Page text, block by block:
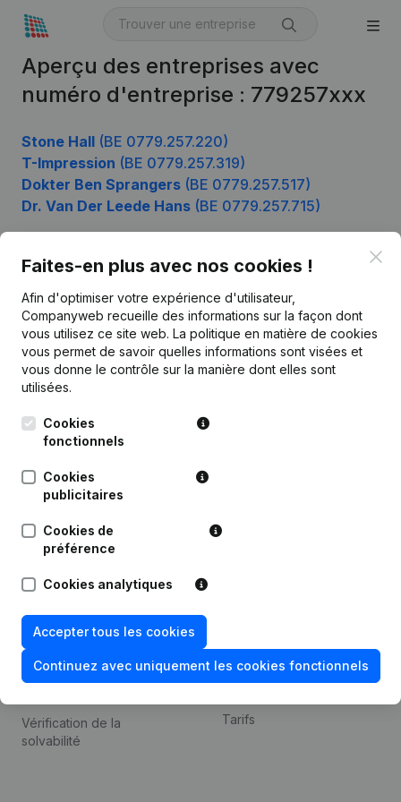
Aperçu des entreprises avec
numéro d'entreprise : 779257xxx
Stone Hall (BE 0779.257.220)
T-Impression (BE 0779.257.319)
Dokter Ben Sprangers (BE 0779.257.517)
Dr. Van Der Leede Hans (BE 0779.257.715)
Faites-en plus avec nos cookies !
Afin d'optimiser votre expérience d'utilisateur,
Companyweb recueille des informations sur la façon dont
vous utilisez ce site web. La politique en matière de cookies
vous permet de savoir quelles informations sont visées et
vous donne le contrôle sur la manière dont elles sont
utilisées.
Cookies
fonctionnels
Cookies
publicitaires
Cookies de
préférence
Cookies analytiques
Accepter tous les cookies
Continuez avec uniquement les cookies fonctionnels
Français
Leuvensesteenweg
248D,
Produit
Informations d’entreprise
Monitoring
Recherche internationale
Thème
de la fraude
Consulter des comptes
annuels
Recherche de numéro de
Vérification de la
solvabilité
Contact
Tarifs